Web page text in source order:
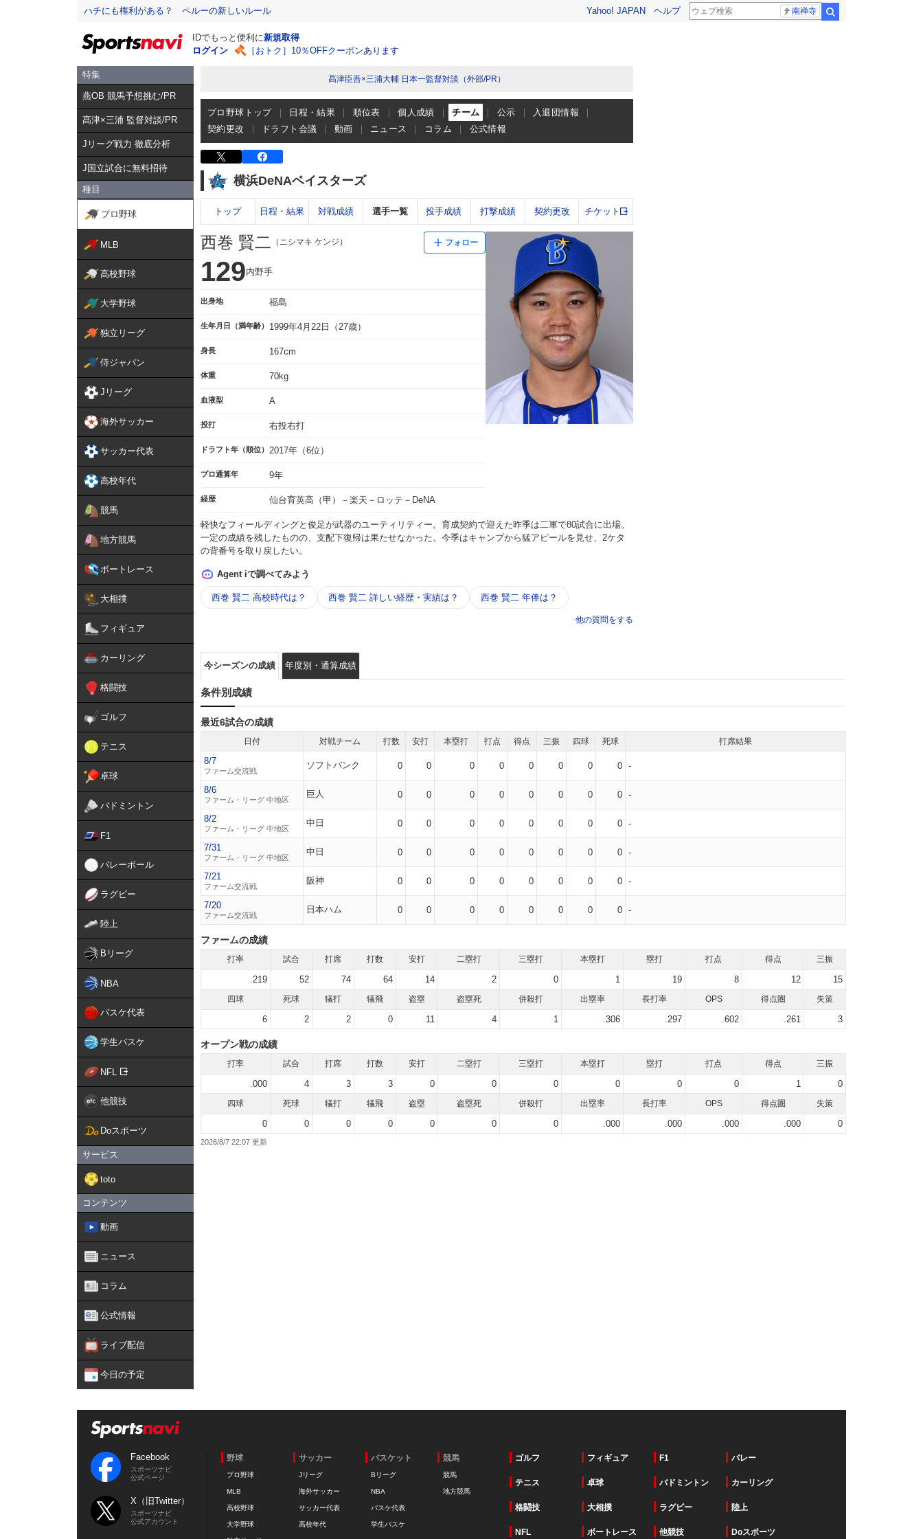
ハチにも権利がある？ ペルーの新しいルール Yahoo! JAPAN ヘルプ 南禅寺
IDでもっと便利に新規取得
ログイン
［おトク］10％OFFクーポンあります
特集
燕OB 競馬予想挑む/PR
髙津×三浦 監督対談/PR
Jリーグ戦力 徹底分析
J国立試合に無料招待
種目
プロ野球
MLB
高校野球
大学野球
独立リーグ
侍ジャパン
Jリーグ
海外サッカー
サッカー代表
高校年代
競馬
地方競馬
ボートレース
大相撲
フィギュア
カーリング
格闘技
ゴルフ
テニス
卓球
バドミントン
F1
バレーボール
ラグビー
陸上
Bリーグ
NBA
バスケ代表
学生バスケ
NFL
他競技
Doスポーツ
サービス
toto
コンテンツ
動画
ニュース
コラム
公式情報
ライブ配信
今日の予定
髙津臣吾×三浦大輔 日本一監督対談（外部/PR）
プロ野球トップ 日程・結果 順位表 個人成績 チーム 公示
入退団情報
契約更改
ドラフト会議 動画 ニュース コラム 公式情報
横浜DeNAベイスターズ
トップ 日程・結果 対戦成績 選手一覧 投手成績 打撃成績 契約更改 チケット
西巻 賢二 （ニシマキ ケンジ） フォロー
129内野手
出身地 福島
生年月日（満年齢） 1999年4月22日（27歳）
身長 167cm
体重 70kg
血液型 A
投打 右投右打
ドラフト年（順位） 2017年（6位）
プロ通算年 9年
経歴 仙台育英高（甲）－楽天－ロッテ－DeNA
軽快なフィールディングと俊足が武器のユーティリティー。育成契約で迎えた昨季は二軍で80試合に出場。
一定の成績を残したものの、支配下復帰は果たせなかった。今季はキャンプから猛アピールを見せ、2ケタ
の背番号を取り戻したい。
Agent iで調べてみよう
西巻 賢二 高校時代は？ 西巻 賢二 詳しい​経歴・​実績は？ 西巻 賢二 年俸は？
他の質問をする
今シーズンの成績 年度別・通算成績
条件別成績
最近6試合の成績
日付 対戦チーム 打数 安打 本塁打 打点 得点 三振 四球 死球 打席結果
8/7
ファーム交流戦
ソフトバンク 0 0 0 0 0 0 0 0 -
8/6
ファーム・リーグ 中地区
巨人 0 0 0 0 0 0 0 0 -
8/2
ファーム・リーグ 中地区
中日 0 0 0 0 0 0 0 0 -
7/31
ファーム・リーグ 中地区
中日 0 0 0 0 0 0 0 0 -
7/21
ファーム交流戦
阪神 0 0 0 0 0 0 0 0 -
7/20
ファーム交流戦
日本ハム 0 0 0 0 0 0 0 0 -
ファームの成績
打率 試合 打席 打数 安打 二塁打 三塁打 本塁打 塁打 打点 得点 三振
.219 52 74 64 14 2 0 1 19 8 12 15
四球 死球 犠打 犠飛 盗塁 盗塁死 併殺打 出塁率 長打率 OPS 得点圏 失策
6 2 2 0 11 4 1 .306 .297 .602 .261 3
オープン戦の成績
打率 試合 打席 打数 安打 二塁打 三塁打 本塁打 塁打 打点 得点 三振
.000 4 3 3 0 0 0 0 0 0 1 0
四球 死球 犠打 犠飛 盗塁 盗塁死 併殺打 出塁率 長打率 OPS 得点圏 失策
0 0 0 0 0 0 0 .000 .000 .000 .000 0
2026/8/7 22:07
Facebook
スポーツナビ
公式ページ
X（旧Twitter）
スポーツナビ
公式アカウント
野球
プロ野球
MLB
高校野球
大学野球
サッカー
Jリーグ
海外サッカー
サッカー代表
高校年代
バスケット
Bリーグ
NBA
バスケ代表
学生バスケ
競馬
競馬
地方競馬
ゴルフ フィギュア F1 バレー
テニス 卓球 バドミントン カーリング
格闘技 大相撲 ラグビー 陸上
NFL ボートレース 他競技 Doスポーツ